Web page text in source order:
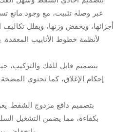
عبر وصلة تثبيت، مع وجود مانع
أجزائها، ويخفض وزنها، ويقلل
لأنظمة خطوط الأنابيب
إحكام الإغلاق، كما تحتوي